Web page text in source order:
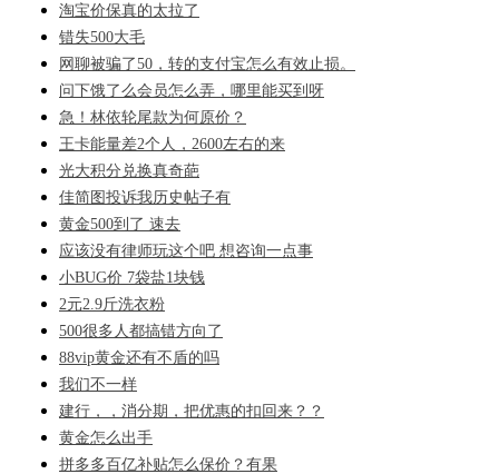
淘宝价保真的太拉了
错失500大毛
网聊被骗了50，转的支付宝怎么有效止损。
问下饿了么会员怎么弄，哪里能买到呀
急！林依轮尾款为何原价？
王卡能量差2个人，2600左右的来
光大积分兑换真奇葩
佳简图投诉我历史帖子有
黄金500到了 速去
应该没有律师玩这个吧 想咨询一点事
小BUG价 7袋盐1块钱
2元2.9斤洗衣粉
500很多人都搞错方向了
88vip黄金还有不盾的吗
我们不一样
建行，，消分期，把优惠的扣回来？？
黄金怎么出手
拼多多百亿补贴怎么保价？有果